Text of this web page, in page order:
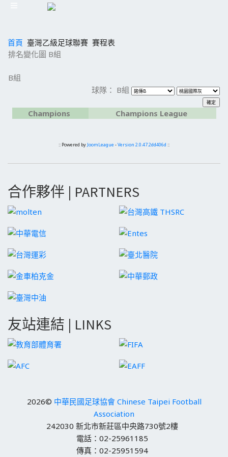
首頁 臺灣乙級足球聯賽 賽程表
排名變化圖 B組
B組
球隊： B組
Champions Champions League
:: Powered by JoomLeague -Version 2.0.47.2dd406d ::
合作夥伴 | PARTNERS
友站連結 | LINKS
2026© 中華民國足球協會 Chinese Taipei Football
Association
242030 新北市新莊區中央路730號2樓
電話：02-25961185
傳真：02-25951594